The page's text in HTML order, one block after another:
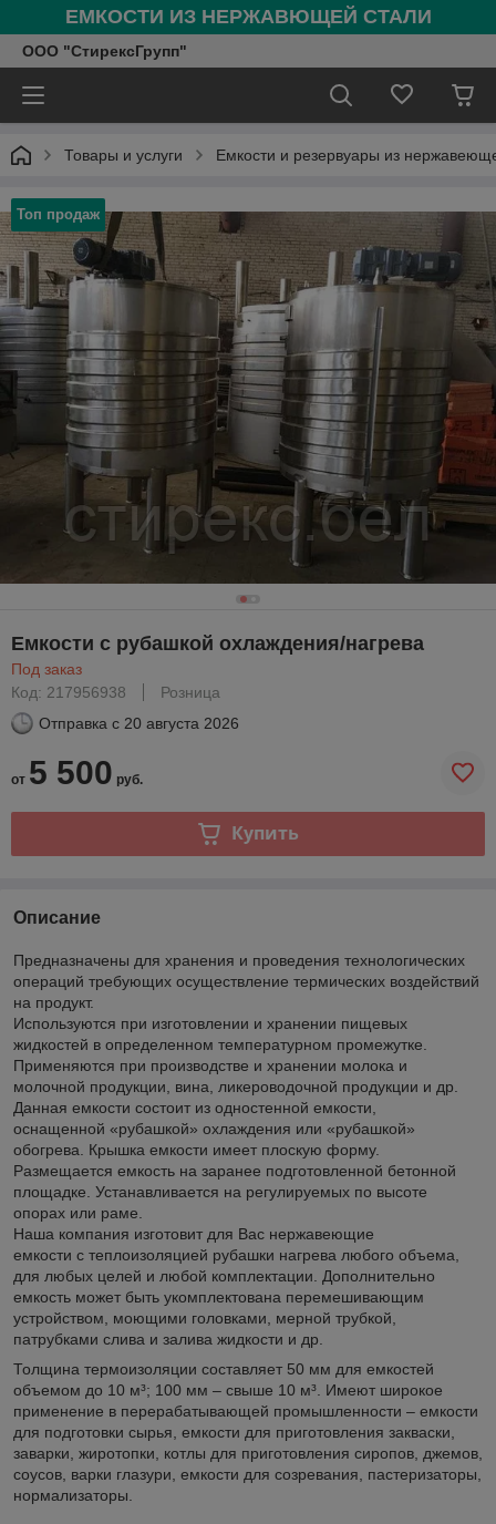
ЕМКОСТИ ИЗ НЕРЖАВЮЩЕЙ СТАЛИ
ООО "СтирексГрупп"
Товары и услуги Емкости и резервуары из
Топ продаж
Емкости с рубашкой охлаждения/нагрева
Под заказ
Код: 217956938
Розница
Отправка с 20 августа 2026
от 5 500 руб.
Купить
Описание
Предназначены для хранения и проведения технологических
операций требующих осуществление термических воздействий
на продукт.
Используются при изготовлении и хранении пищевых
жидкостей в определенном температурном промежутке.
Применяются при производстве и хранении молока и
молочной продукции, вина, ликероводочной продукции и др.
Данная емкости состоит из одностенной емкости,
оснащенной «рубашкой» охлаждения или «рубашкой»
обогрева. Крышка емкости имеет плоскую форму.
Размещается емкость на заранее подготовленной бетонной
площадке. Устанавливается на регулируемых по высоте
опорах или раме.
Наша компания изготовит для Вас нержавеющие
емкости с теплоизоляцией рубашки нагрева любого объема,
для любых целей и любой комплектации. Дополнительно
емкость может быть укомплектована перемешивающим
устройством, моющими головками, мерной трубкой,
патрубками слива и залива жидкости и др.
Толщина термоизоляции составляет 50 мм для емкостей
объемом до 10 м³; 100 мм – свыше 10 м³. Имеют широкое
применение в перерабатывающей промышленности – емкости
для подготовки сырья, емкости для приготовления закваски,
заварки, жиротопки, котлы для приготовления сиропов, джемов,
соусов, варки глазури, емкости для созревания, пастеризаторы,
нормализаторы.